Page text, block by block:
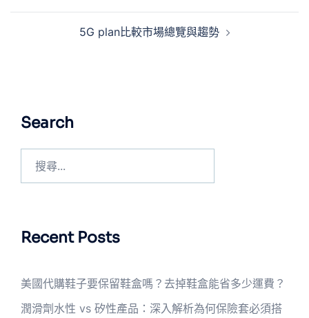
5G plan比較市場總覽與趨勢
Search
Recent Posts
美國代購鞋子要保留鞋盒嗎？去掉鞋盒能省多少運費？
潤滑劑水性 vs 矽性產品：深入解析為何保險套必須搭